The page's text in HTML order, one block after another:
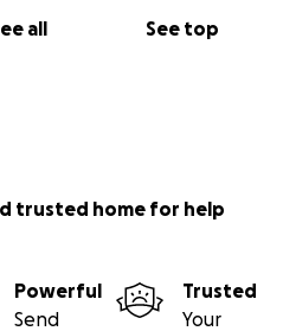
all See top
trusted home for help
Powerful
Send
Trusted
Your